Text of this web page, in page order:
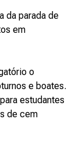
da parada de
em
o
e boates.
estudantes
de cem